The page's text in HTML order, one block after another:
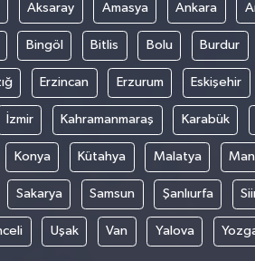
Aksaray Amasya Ankara
Bingöl Bitlis Bolu Burdur
Erzincan Erzurum Eskişehir
İzmir Kahramanmaraş Karabük
Konya Kütahya Malatya
Sakarya Samsun Şanlıurfa
Uşak Van Yalova